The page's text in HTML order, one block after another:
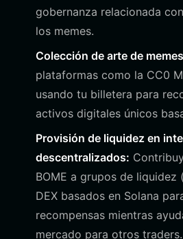
gobernanza relacionada
los memes.
Colección de arte de
plataformas como la CC0
usando tu billetera para
activos digitales únicos
Provisión de liquidez en
descentralizados:
BOME a grupos de
DEX basados en Solana
recompensas mientras
mercado para otros traders.